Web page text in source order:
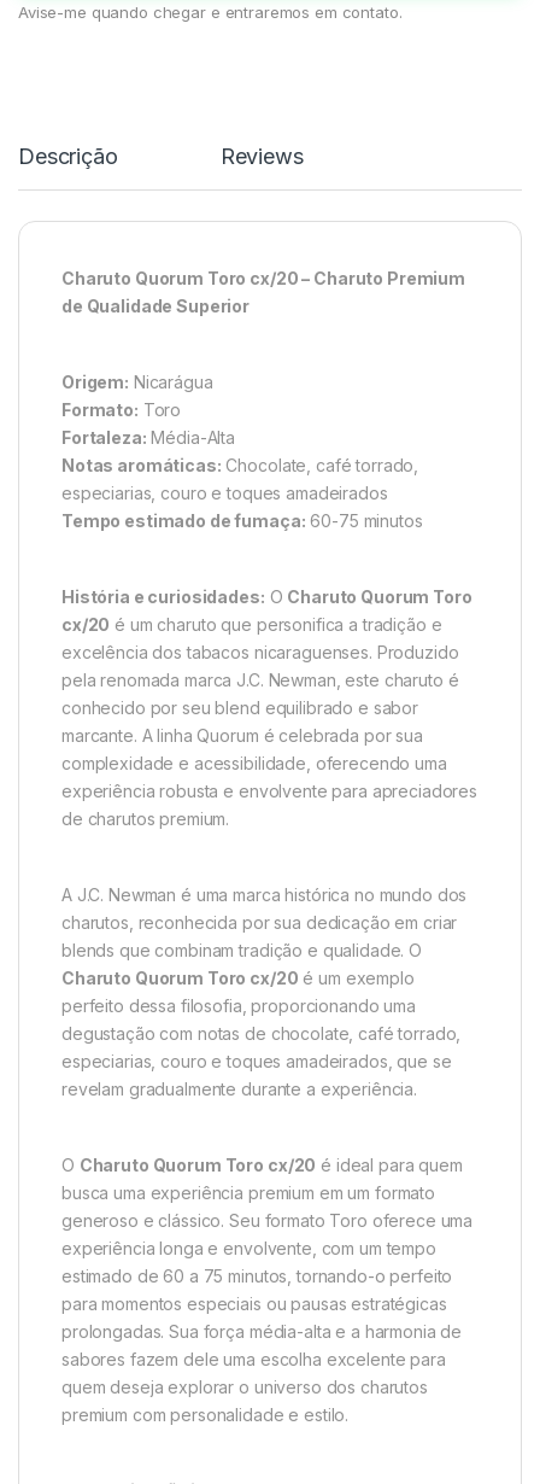
Avise-me quando chegar e entraremos em contato.
Descrição Reviews
Charuto Quorum Toro cx/20 – Charuto Premium
de Qualidade Superior
Origem: Nicarágua
Formato: Toro
Fortaleza: Média-Alta
Notas aromáticas: Chocolate, café torrado,
especiarias, couro e toques amadeirados
Tempo estimado de fumaça: 60-75 minutos
História e curiosidades: O Charuto Quorum Toro
cx/20 é um charuto que personifica a tradição e
excelência dos tabacos nicaraguenses. Produzido
pela renomada marca J.C. Newman, este charuto é
conhecido por seu blend equilibrado e sabor
marcante. A linha Quorum é celebrada por sua
complexidade e acessibilidade, oferecendo uma
experiência robusta e envolvente para apreciadores
de charutos premium.
A J.C. Newman é uma marca histórica no mundo dos
charutos, reconhecida por sua dedicação em criar
blends que combinam tradição e qualidade. O
Charuto Quorum Toro cx/20 é um exemplo
perfeito dessa filosofia, proporcionando uma
degustação com notas de chocolate, café torrado,
especiarias, couro e toques amadeirados, que se
revelam gradualmente durante a experiência.
O Charuto Quorum Toro cx/20 é ideal para quem
busca uma experiência premium em um formato
generoso e clássico. Seu formato Toro oferece uma
experiência longa e envolvente, com um tempo
estimado de 60 a 75 minutos, tornando-o perfeito
para momentos especiais ou pausas estratégicas
prolongadas. Sua força média-alta e a harmonia de
sabores fazem dele uma escolha excelente para
quem deseja explorar o universo dos charutos
premium com personalidade e estilo.